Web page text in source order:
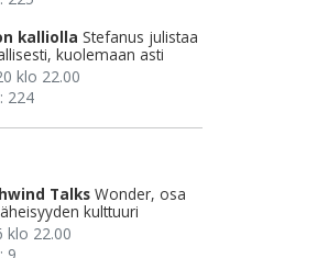
kalliolla Stefanus julistaa
kuolemaan asti
klo 22.00
224
Talks Wonder, osa
kulttuuri
klo 22.00